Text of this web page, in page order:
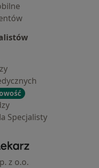
Specjalisty
- Strona główna
z o.o.